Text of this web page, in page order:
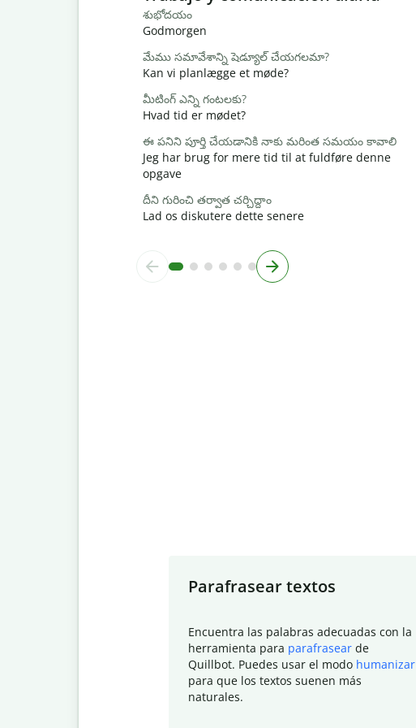
శుభోదయం
Godmorgen
మేము సమావేశాన్ని షెడ్యూల్ చేయగలమా?
Kan vi planlægge et møde?
మీటింగ్ ఎన్ని గంటలకు?
Hvad tid er mødet?
ఈ పనిని పూర్తి చేయడానికి నాకు మరింత సమయం కావాలి
Jeg har brug for mere tid til at fuldføre denne
opgave
దీని గురించి తర్వాత చర్చిద్దాం
Lad os diskutere dette senere
Parafrasear textos
Encuentra las palabras adecuadas con la
herramienta para parafrasear de
Quillbot. Puedes usar el modo humanizar
para que los textos suenen más
naturales.